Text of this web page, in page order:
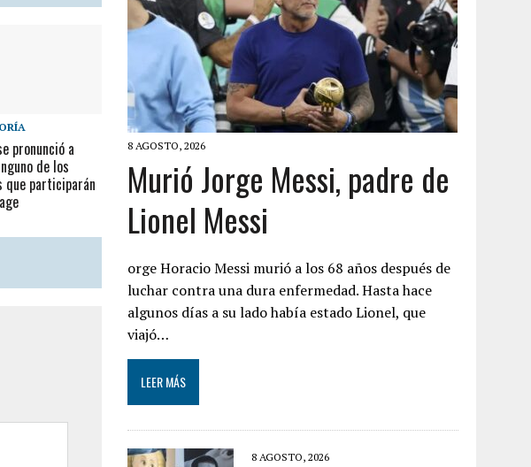
pronunció a
de los
que participarán
8 AGOSTO, 2026
Murió Jorge Messi, padre de
Lionel Messi
orge Horacio Messi murió a los 68 años después de
luchar contra una dura enfermedad. Hasta hace
algunos días a su lado había estado Lionel, que
viajó…
LEER MÁS
8 AGOSTO, 2026